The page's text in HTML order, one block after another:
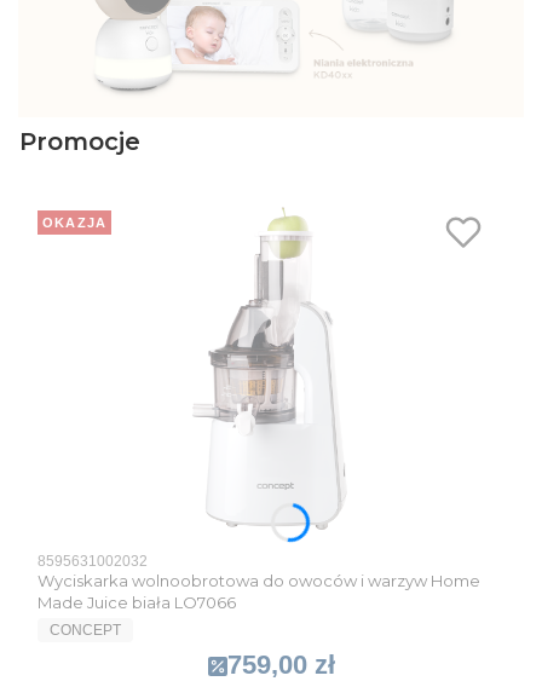
Promocje
OKAZJA
Kod produktu
8595631002032
Wyciskarka wolnoobrotowa do owoców i warzyw Home
Made Juice biała LO7066
PRODUCENT
CONCEPT
Cena promocyjna
759,00 zł